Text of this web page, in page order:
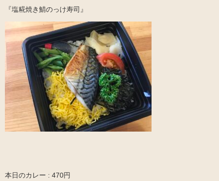
『塩糀焼き鯖のっけ寿司』
本日のカレー : 470円